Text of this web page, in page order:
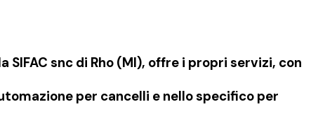
snc di Rho (MI), offre i propri servizi, con
per cancelli e nello specifico per